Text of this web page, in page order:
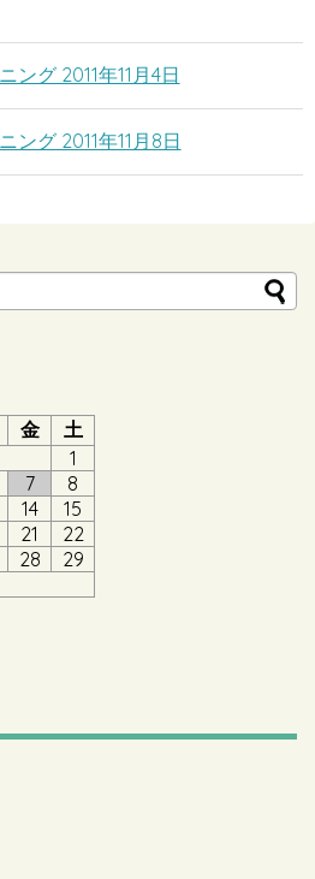
ング 2011年11月4日
ング 2011年11月8日
金
土
1
7
8
14
15
21
22
28
29